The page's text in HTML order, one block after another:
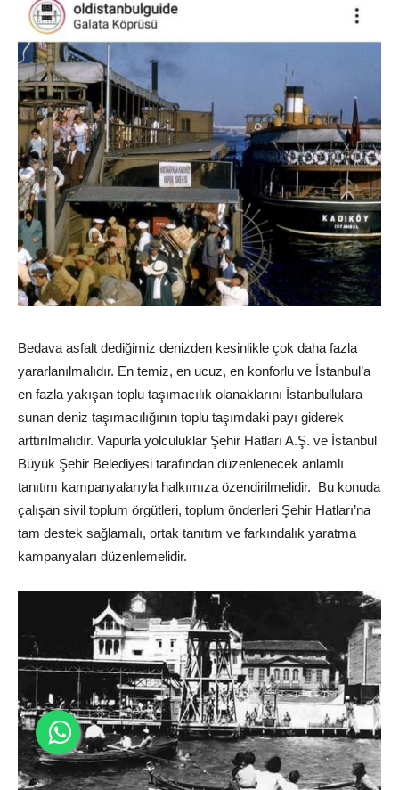
Bedava asfalt dediğimiz denizden kesinlikle çok daha fazla
yararlanılmalıdır. En temiz, en ucuz, en konforlu ve İstanbul’a
en fazla yakışan toplu taşımacılık olanaklarını İstanbullulara
sunan deniz taşımacılığının toplu taşımdaki payı giderek
arttırılmalıdır. Vapurla yolculuklar Şehir Hatları A.Ş. ve İstanbul
Büyük Şehir Belediyesi tarafından düzenlenecek anlamlı
tanıtım kampanyalarıyla halkımıza özendirilmelidir. Bu konuda
çalışan sivil toplum örgütleri, toplum önderleri Şehir Hatları’na
tam destek sağlamalı, ortak tanıtım ve farkındalık yaratma
kampanyaları düzenlemelidir.